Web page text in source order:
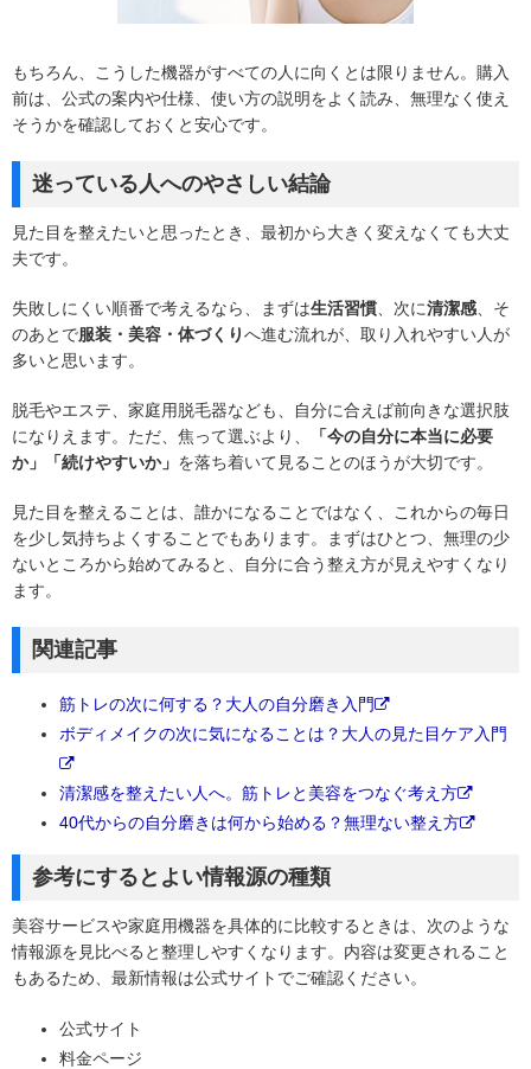
もちろん、こうした機器がすべての人に向くとは限りません。購入
前は、公式の案内や仕様、使い方の説明をよく読み、無理なく使え
そうかを確認しておくと安心です。
迷っている人へのやさしい結論
見た目を整えたいと思ったとき、最初から大きく変えなくても大丈
夫です。
失敗しにくい順番で考えるなら、まずは生活習慣 、次に清潔感 、そ
のあとで服装・美容・体づくりへ進む流れが、取り入れやすい人が
多いと思います。
脱毛やエステ、家庭用脱毛器なども、自分に合えば前向きな選択肢
になりえます。ただ、焦って選ぶより、
「今の自分に本当に必要
か」「続けやすいか」 を落ち着いて見ることのほうが大切です。
見た目を整えることは、誰かになることではなく、これからの毎日
を少し気持ちよくすることでもあります。まずはひとつ、無理の少
ないところから始めてみると、自分に合う整え方が見えやすくなり
ます。
関連記事
筋トレの次に何する？大人の自分磨き入門
ボディメイクの次に気になることは？大人の見た目ケア入門
清潔感を整えたい人へ。筋トレと美容をつなぐ考え方
40代からの自分磨きは何から始める？無理ない整え方
参考にするとよい情報源の種類
美容サービスや家庭用機器を具体的に比較するときは、次のような
情報源を見比べると整理しやすくなります。内容は変更されること
もあるため、最新情報は公式サイトでご確認ください。
公式サイト
料金ページ